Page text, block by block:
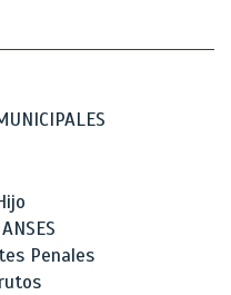
Penales